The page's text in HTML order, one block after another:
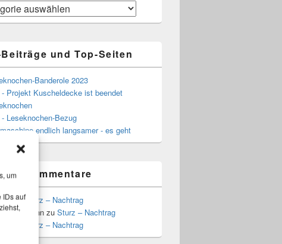
um
IDs auf
und Top-Seiten
Banderole 2023
- Projekt Kuscheldecke ist beendet
Leseknochen-Bezug
endlich langsamer - es geht
Kommentare
zuSturz – Nachtrag
Hoffmann zu Sturz – Nachtrag
Sturz – Nachtrag